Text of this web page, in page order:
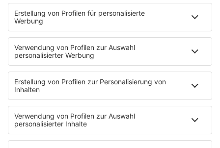
direkt zwei Samples aus anderen Songs. Wisst ihr,
welche das sind?
mehr lesen
Mehr davon
Latest 90s Listings